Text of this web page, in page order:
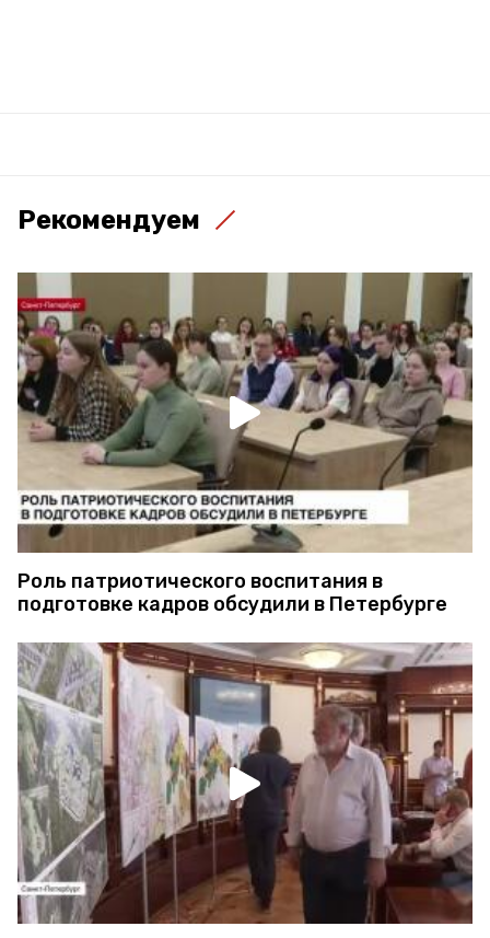
Рекомендуем
Роль патриотического воспитания в
подготовке кадров обсудили в Петербурге